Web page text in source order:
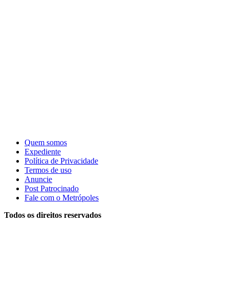
Quem somos
Expediente
Política de Privacidade
Termos de uso
Anuncie
Post Patrocinado
Fale com o Metrópoles
Todos os direitos reservados